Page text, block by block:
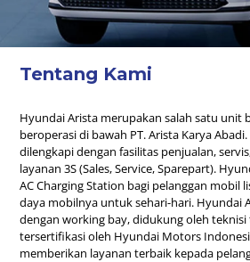
Tentang Kami
Hyundai Arista merupakan salah satu unit
beroperasi di bawah PT. Arista Karya
dilengkapi dengan fasilitas penjualan,
layanan 3S (Sales, Service, Sparepart).
AC Charging Station bagi pelanggan mobil
daya mobilnya untuk sehari-hari. Hyundai
dengan working bay, didukung oleh
tersertifikasi oleh Hyundai Motors
memberikan layanan terbaik kepada